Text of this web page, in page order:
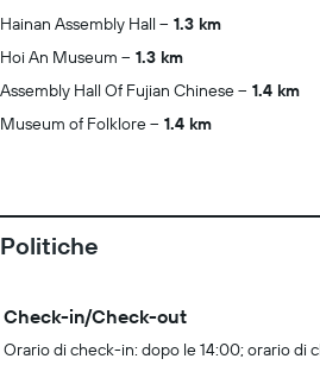
Hainan Assembly Hall
1.3 km
Hoi An Museum
1.3 km
Assembly Hall Of Fujian Chinese
1.4 km
Museum of Folklore
1.4 km
Politiche
Check-in/Check-out
Orario di check-in: dopo le 14:00; orario di